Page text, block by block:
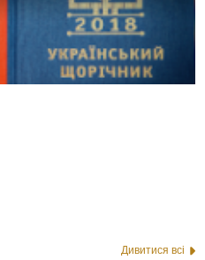
Дивитися всі